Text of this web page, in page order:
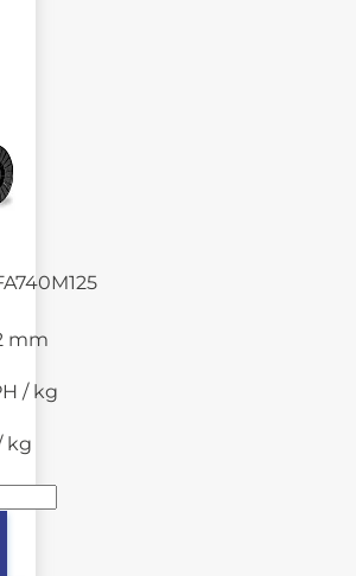
mm
/ kg
kg